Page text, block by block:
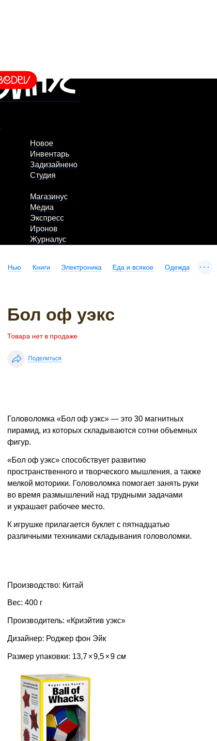
Новое
Инвентарь
Задизайнено
Студия
Магазинус
Медиа
Экспресс
Иронов
Журналус
Нью Книги Электроника Еда и всякое Одежда ...
Бол оф уэкс
Товара нет в продаже
Поделиться
Головоломка «Бол оф уэкс» — это 30 магнитных
пирамид, из которых складываются сотни объемных
фигур.
«Бол оф уэкс» способствует развитию
пространственного и творческого мышления, а также
мелкой моторики. Головоломка помогает занять руки
во время размышлений над трудными задачами
и украшает рабочее место.
К игрушке прилагается буклет с пятнадцатью
различными техниками складывания головоломки.
Производство: Китай
Вес: 400 г
Производитель: «Криэйтив уэкс»
Дизайнер: Роджер фон Эйк
Размер упаковки: 13,7×9,5×9 см